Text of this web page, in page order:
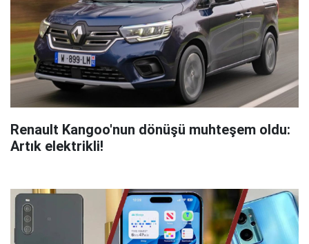
Renault Kangoo'nun dönüşü muhteşem oldu:
Artık elektrikli!